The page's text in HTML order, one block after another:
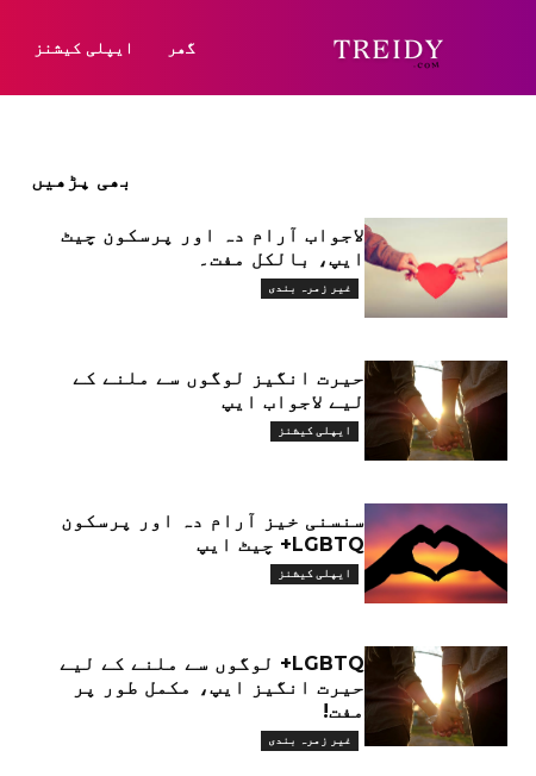
گھر ایپلی کیشنز
بھی پڑھیں
لاجواب آرام دہ اور پرسکون چیٹ
ایپ، بالکل مفت۔
غیر زمرہ بندی
حیرت انگیز لوگوں سے ملنے کے
لیے لاجواب ایپ
ایپلی کیشنز
سنسنی خیز آرام دہ اور پرسکون
LGBTQ+ چیٹ ایپ
ایپلی کیشنز
LGBTQ+ لوگوں سے ملنے کے لیے
حیرت انگیز ایپ، مکمل طور پر
مفت!
غیر زمرہ بندی